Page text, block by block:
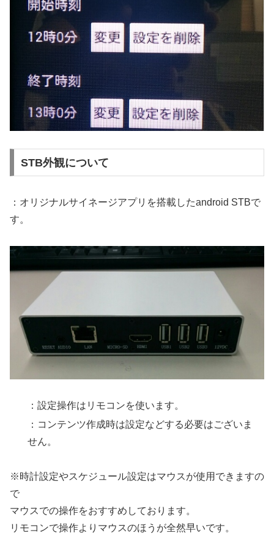
STB外観について
：オリジナルサイネージアプリを搭載したandroid STBで
す。
：設定操作はリモコンを使います。
：コンテンツ作成時は設定などする必要はございま
せん。
※時計設定やスケジュール設定はマウスが使用できますの
で
マウスでの操作をおすすめしております。
リモコンで操作よりマウスのほうが全然早いです。